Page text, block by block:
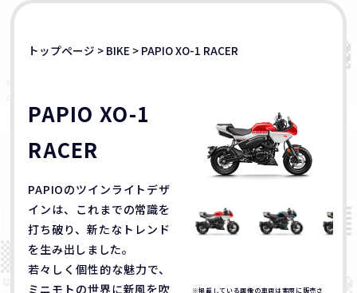
トップページ > BIKE > PAPIO XO-1 RACER
PAPIO XO-1
RACER
PAPIOのツインライトデザ
インは、これまでの常識を
打ち破り、新たなトレンド
を生み出しました。
若々しく個性的な魅力で、
ミニモトの世界に新風を吹
※掲載している画像の車両は実際に販売さ